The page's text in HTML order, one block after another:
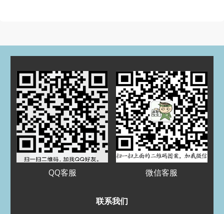
2025 年 3 月
2024 年 5 月
2024 年 4 月
2023 年 12 月
2023 年 9 月
2023 年 8 月
2023 年 5 月
2023 年 4 月
2022 年 11 月
2022 年 8 月
2022 年 7 月
2022 年 5 月
2022 年 3 月
2022 年 1 月
2021 年 12 月
2021 年 11 月
2021 年 10 月
2021 年 9 月
QQ客服 微信客服
联系我们